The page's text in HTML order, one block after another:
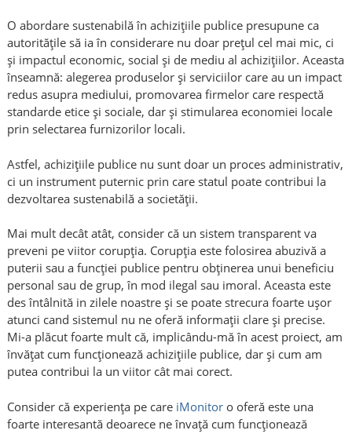
O abordare sustenabilă în achizițiile publice presupune ca
autoritățile să ia în considerare nu doar prețul cel mai mic, ci
și impactul economic, social și de mediu al achizițiilor. Aceasta
înseamnă: alegerea produselor și serviciilor care au un impact
redus asupra mediului, promovarea firmelor care respectă
standarde etice și sociale, dar și stimularea economiei locale
prin selectarea furnizorilor locali.
Astfel, achizițiile publice nu sunt doar un proces administrativ,
ci un instrument puternic prin care statul poate contribui la
dezvoltarea sustenabilă a societății.
Mai mult decât atât, consider că un sistem transparent va
preveni pe viitor corupția. Corupția este folosirea abuzivă a
puterii sau a funcției publice pentru obținerea unui beneficiu
personal sau de grup, în mod ilegal sau imoral. Aceasta este
des întâlnită in zilele noastre și se poate strecura foarte ușor
atunci cand sistemul nu ne oferă informații clare și precise.
Mi-a plăcut foarte mult că, implicându-mă în acest proiect, am
învățat cum funcționează achizițiile publice, dar și cum am
putea contribui la un viitor cât mai corect.
Consider că experiența pe careiMonitoro oferă este una
foarte interesantă deoarece ne învață cum funcționează